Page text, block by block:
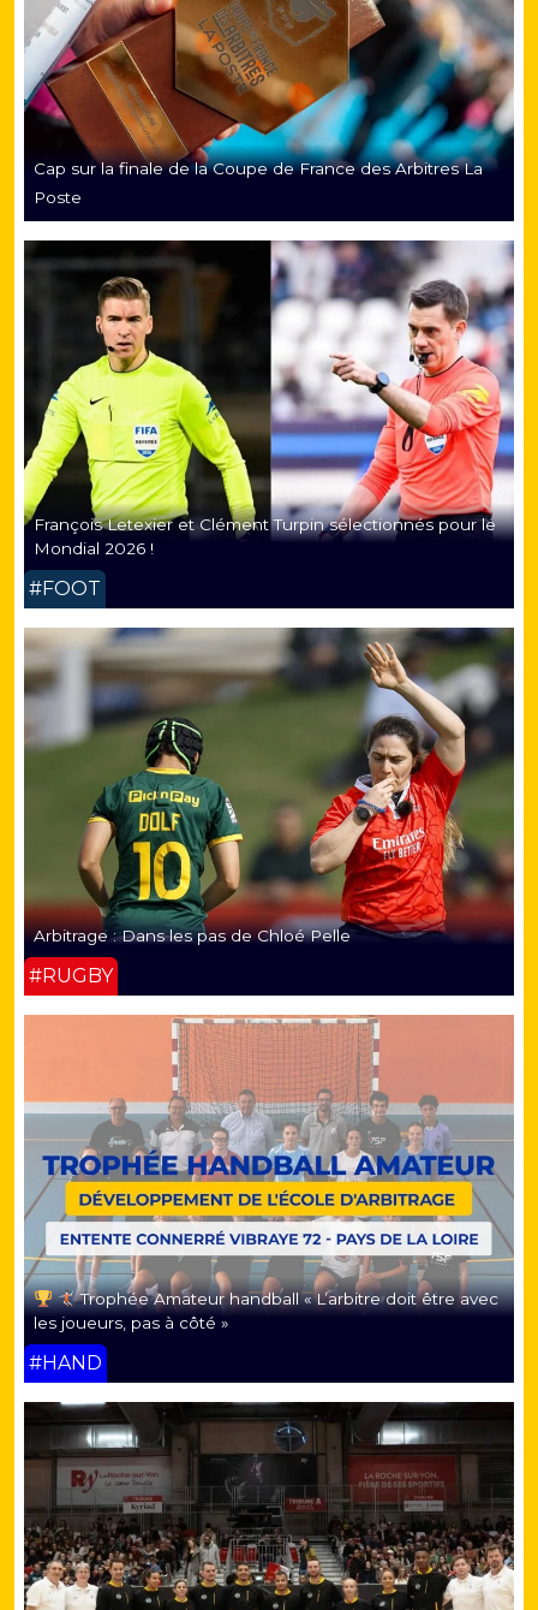
Cap sur la finale de la Coupe de France des Arbitres La
Poste
François Letexier et Clément Turpin sélectionnés pour le
Mondial 2026 !
#FOOT
Arbitrage : Dans les pas de Chloé Pelle
#RUGBY
Trophée Amateur handball « L’arbitre doit être avec
les joueurs, pas à côté »
#HAND